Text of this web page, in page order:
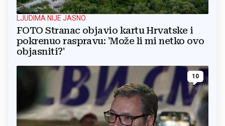
LJUDIMA NIJE JASNO
FOTO Stranac objavio kartu Hrvatske i
pokrenuo raspravu: 'Može li mi netko ovo
objasniti?'
10